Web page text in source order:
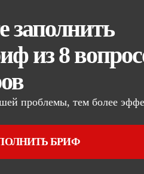
из 8
проблемы, тем более
БРИФ